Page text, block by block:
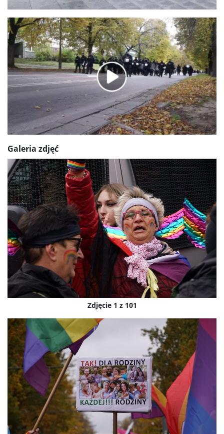
Galeria zdjęć
Zdjęcie 1 z 101